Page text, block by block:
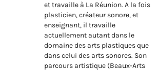
et travaille à La Réunion. A la fois
plasticien, créateur sonore, et
enseignant, il travaille
actuellement autant dans le
domaine des arts plastiques que
dans celui des arts sonores. Son
parcours artistique (Beaux-Arts